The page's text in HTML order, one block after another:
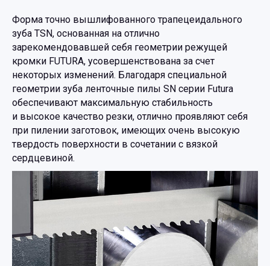
Форма точно вышлифованного трапецеидального
зуба TSN, основанная на отлично
зарекомендовавшей себя геометрии режущей
кромки FUTURA, усовершенствована за счет
некоторых изменений. Благодаря специальной
геометрии зуба ленточные пилы SN серии Futura
обеспечивают максимальную стабильность
и высокое качество резки, отлично проявляют себя
при пилении заготовок, имеющих очень высокую
твердость поверхности в сочетании с вязкой
сердцевиной.